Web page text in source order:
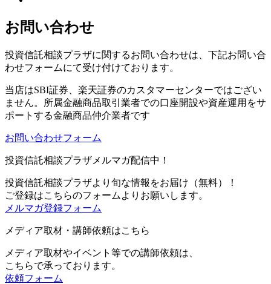
お問い合わせ
投資信託相談プラザに関するお問い合わせは、下記お問い合
わせフォームにて受け付けております。
当店はSBI証券、楽天証券のカスタマーセンターではござい
ません。
所属金融商品取引業者での口座開設や資産運用をサ
ポートする金融商品仲介業者です
お問い合わせフォーム
投資信託相談プラザメルマガ配信中！
投資信託相談プラザより旬な情報をお届け（無料）！
ご登録はこちらのフォームよりお願いします。
メルマガ登録フォーム
メディア取材・講師依頼はこちら
メディア取材やイベント等での講師依頼は、
こちらで承っております。
依頼フォーム